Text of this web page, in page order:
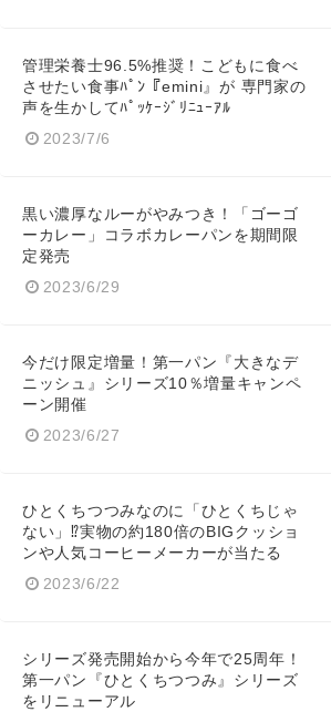
管理栄養士96.5%推奨！こどもに食べ
させたい食事ﾊﾟﾝ『emini』が 専門家の
声を生かしてﾊﾟｯｹｰｼﾞﾘﾆｭｰｱﾙ
2023/7/6
黒い濃厚なルーがやみつき！「ゴーゴ
ーカレー」コラボカレーパンを期間限
定発売
2023/6/29
今だけ限定増量！第一パン『大きなデ
ニッシュ』シリーズ10％増量キャンペ
ーン開催
2023/6/27
ひとくちつつみなのに「ひとくちじゃ
ない」⁉実物の約180倍のBIGクッショ
ンや人気コーヒーメーカーが当たる
2023/6/22
シリーズ発売開始から今年で25周年！
第一パン『ひとくちつつみ』シリーズ
をリニューアル